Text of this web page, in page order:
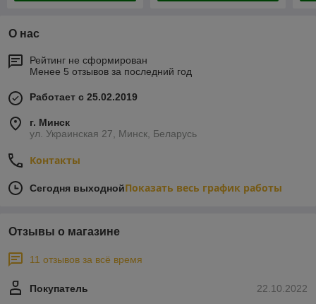
О нас
Рейтинг не сформирован
Менее 5 отзывов за последний год
Работает с 25.02.2019
г. Минск
ул. Украинская 27, Минск, Беларусь
Контакты
Сегодня выходнойПоказать весь график работы
Отзывы о магазине
11 отзывов за всё время
22.10.2022
Покупатель